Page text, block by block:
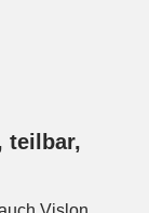
teilbar,